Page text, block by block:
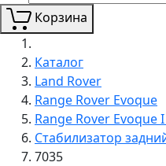
Корзина
Каталог
Land Rover
Range Rover Evoque
Range Rover Evoque
Стабилизатор
7035